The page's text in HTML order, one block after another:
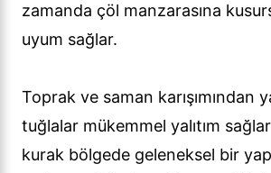
zamanda çöl manzarasına
uyum sağlar.
Toprak ve saman karışımından
tuğlalar mükemmel yalıtım
kurak bölgede geleneksel bir